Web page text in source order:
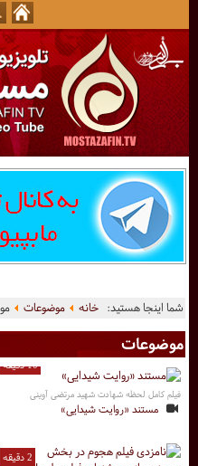
شما اینجا هستید:خانه موضوعات
موضوعات
10 دقیقه
فیلم کامل لحظه شهادت شهید مرتضی آوینی
مستند «روایت شیدایی»
2 دقیقه